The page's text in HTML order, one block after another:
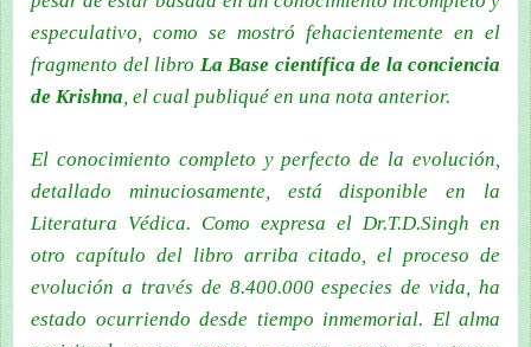
especulativo, como se mostró fehacientemente en el
fragmento del libro La Base científica de la conciencia
de Krishna, el cual publiqué en una nota anterior.
El conocimiento completo y perfecto de la evolución,
detallado minuciosamente, está disponible en la
Literatura Védica. Como expresa el Dr.T.D.Singh en
otro capítulo del libro arriba citado, el proceso de
evolución a través de 8.400.000 especies de vida, ha
estado ocurriendo desde tiempo inmemorial. El alma